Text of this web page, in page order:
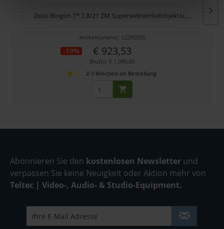
Zeiss Biogon T* 2.8/21 ZM Superweitwinkelobjektiv,...
Artikelnummer: 12295505
-19% € 923,53
Brutto: € 1.099,00
2-3 Wochen ab Bestellung
Abonnieren Sie den kostenlosen Newsletter und
verpassen Sie keine Neuigkeit oder Aktion mehr von
Teltec | Video-, Audio- & Studio-Equipment.